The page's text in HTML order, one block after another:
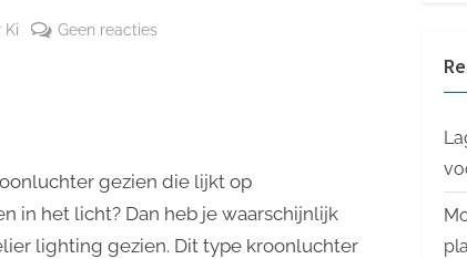
Ki Geen reacties
gezien die lijkt op
in het licht? Dan heb je waarschijnlijk
lighting gezien. Dit type kroonluchter